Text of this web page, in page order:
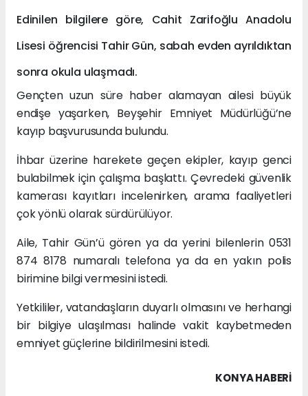
Edinilen bilgilere göre, Cahit Zarifoğlu Anadolu
Lisesi öğrencisi Tahir Gün, sabah evden ayrıldıktan
sonra okula ulaşmadı.
Gençten uzun süre haber alamayan ailesi büyük
endişe yaşarken, Beyşehir Emniyet Müdürlüğü’ne
kayıp başvurusunda bulundu.
İhbar üzerine harekete geçen ekipler, kayıp genci
bulabilmek için çalışma başlattı. Çevredeki güvenlik
kamerası kayıtları incelenirken, arama faaliyetleri
çok yönlü olarak sürdürülüyor.
Aile, Tahir Gün’ü gören ya da yerini bilenlerin 0531
874 8178 numaralı telefona ya da en yakın polis
birimine bilgi vermesini istedi.
Yetkililer, vatandaşların duyarlı olmasını ve herhangi
bir bilgiye ulaşılması halinde vakit kaybetmeden
emniyet güçlerine bildirilmesini istedi.
KONYA HABERİ